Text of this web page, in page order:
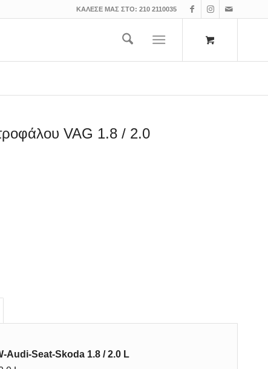
ΚΑΛΕΣΕ ΜΑΣ ΣΤΟ: 210 2110035
VAG 1.8 / 2.0
Audi-Seat-Skoda 1.8 / 2.0 L